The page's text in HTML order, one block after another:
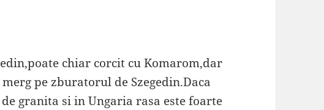
chiar corcit cu Komarom,dar
pe zburatorul de Szegedin.Daca
granita si in Ungaria rasa este foarte